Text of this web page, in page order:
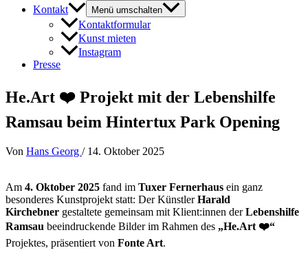
Kontakt
Menü umschalten
Kontaktformular
Kunst mieten
Instagram
Presse
He.Art ❤️ Projekt mit der Lebenshilfe
Ramsau beim Hintertux Park Opening
Von Hans Georg / 14. Oktober 2025
Am 4. Oktober 2025 fand im Tuxer Fernerhaus ein ganz
besonderes Kunstprojekt statt: Der KünstlerHarald
Kirchebner gestaltete gemeinsam mit Klient:innen derLebenshilfe
Ramsau beeindruckende Bilder im Rahmen des „He.Art ❤️“
Projektes, präsentiert von Fonte Art.